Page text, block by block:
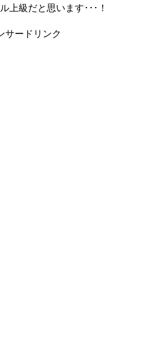
上級だと思います･･･！
サードリンク